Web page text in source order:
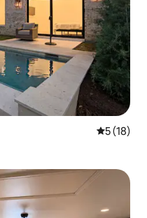
5 (18)
appréciés